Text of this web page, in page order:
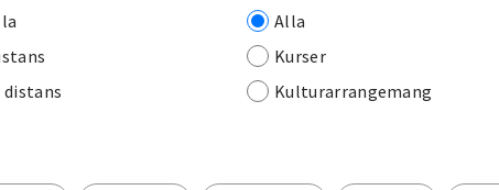
distans
Alla
Kurser
Kulturarrangemang